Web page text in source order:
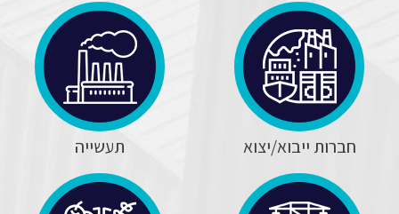
חברות ייבוא/יצוא תעשייה